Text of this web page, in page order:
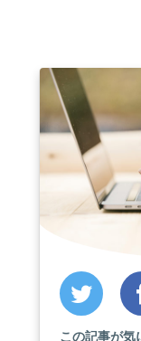
この記事が気